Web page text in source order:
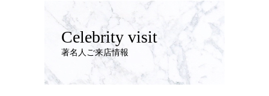
Celebrity visit
著名人ご来店情報